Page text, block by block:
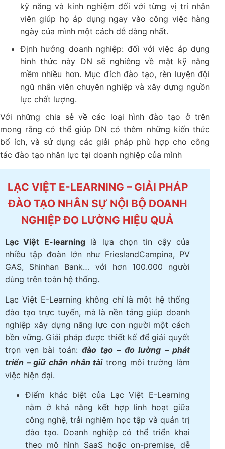
kỹ năng và kinh nghiệm đối với từng vị trí nhân
viên giúp họ áp dụng ngay vào công việc hàng
ngày của mình một cách dễ dàng nhất.
Định hướng doanh nghiệp: đối với việc áp dụng
hình thức này DN sẽ nghiêng về mặt kỹ năng
mềm nhiều hơn. Mục đích đào tạo, rèn luyện đội
ngũ nhân viên chuyên nghiệp và xây dựng nguồn
lực chất lượng.
Với những chia sẻ về các loại hình đào tạo ở trên
mong rằng có thể giúp DN có thêm những kiến thức
bổ ích, và sử dụng các giải pháp phù hợp cho công
tác đào tạo nhân lực tại doanh nghiệp của mình
LẠC VIỆT E-LEARNING – GIẢI PHÁP
ĐÀO TẠO NHÂN SỰ NỘI BỘ DOANH
NGHIỆP ĐO LƯỜNG HIỆU QUẢ
Lạc Việt E-learninglà lựa chọn tin cậy của
nhiều tập đoàn lớn như FrieslandCampina, PV
GAS, Shinhan Bank… với hơn 100.000 người
dùng trên toàn hệ thống.
Lạc Việt E-Learning không chỉ là một hệ thống
đào tạo trực tuyến, mà là nền tảng giúp doanh
nghiệp xây dựng năng lực con người một cách
bền vững. Giải pháp được thiết kế để giải quyết
trọn vẹn bài toán: đào tạo – đo lường – phát
triển – giữ chân nhân tàitrong môi trường làm
việc hiện đại.
Điểm khác biệt của Lạc Việt E-Learning
nằm ở khả năng kết hợp linh hoạt giữa
công nghệ, trải nghiệm học tập và quản trị
đào tạo. Doanh nghiệp có thể triển khai
theo mô hình SaaS hoặc on-premise, dễ